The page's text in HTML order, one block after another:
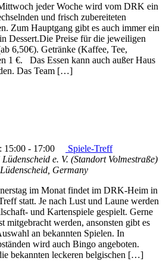
jeder Woche wird vom DRK ein
und frisch zubereiteten
Zum Hauptgang gibt es auch immer ein
Dessert.Die Preise für die jeweiligen
6,50€). Getränke (Kaffee, Tee,
1 €. Das Essen kann auch außer Haus
Das Team […]
15:00 - 17:00
Spiele-Treff
e. V. (Standort Volmestraße)
Germany
im Monat findet im DRK-Heim in
statt. Je nach Lust und Laune werden
und Kartenspiele gespielt. Gerne
mitgebracht werden, ansonsten gibt es
an bekannten Spielen. In
wird auch Bingo angeboten.
bekannten leckeren belgischen […]